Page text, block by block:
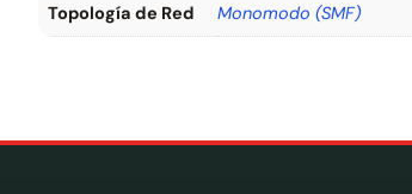
Topología de Red Monomodo (SMF)